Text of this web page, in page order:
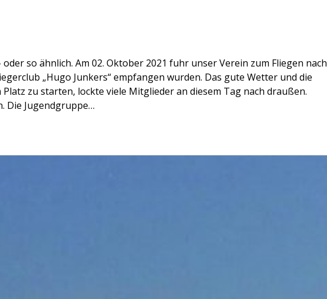
so ähnlich. Am 02. Oktober 2021 fuhr unser Verein zum Fliegen nach
„Hugo Junkers“ empfangen wurden. Das gute Wetter und die
zu starten, lockte viele Mitglieder an diesem Tag nach draußen.
Die Jugendgruppe…